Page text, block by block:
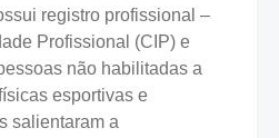
registro profissional –
Profissional (CIP) e
não habilitadas a
esportivas e
salientaram a